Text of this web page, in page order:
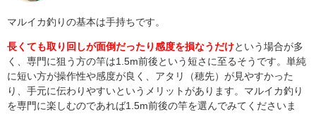
マルイカ釣りの基本は手持ちです。
長くても取り回しが面倒だったり感度を損なうだけという場合が多
く、専門に狙う方の竿は1.5m前後という短さに至るそうです。単純
に短い方が操作性や感度が良く、アタリ（穂先）が見やすかった
り、手元に伝わりやすいというメリットがあります。マルイカ釣り
を専門に楽しむのであれば1.5m前後の竿を選んでみてくださいま